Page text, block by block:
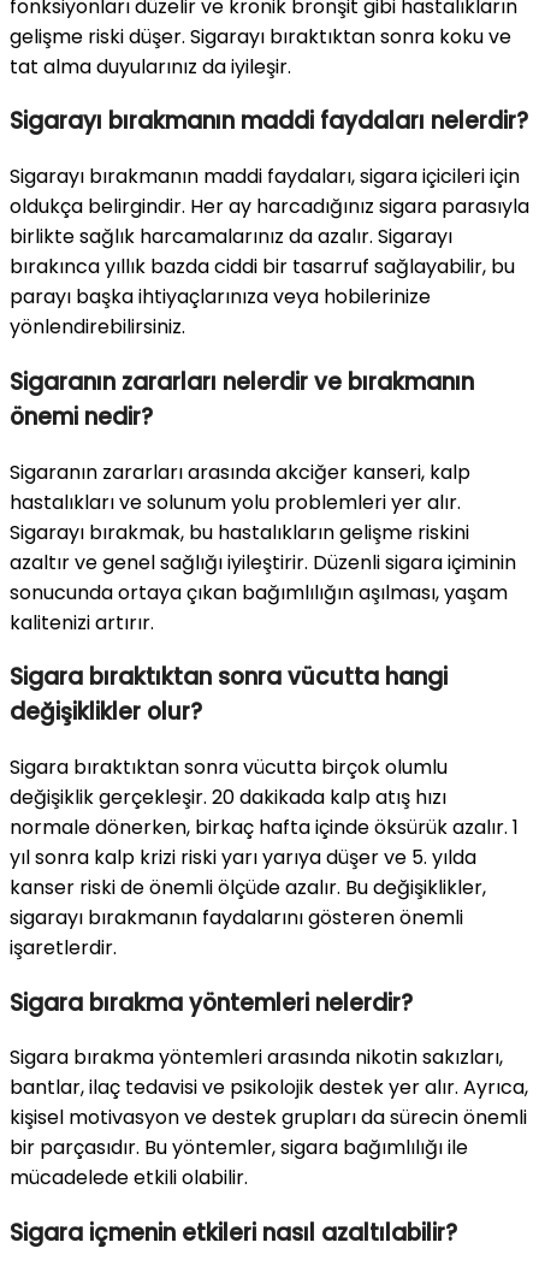
fonksiyonları düzelir ve kronik bronşit gibi hastalıkların
gelişme riski düşer. Sigarayı bıraktıktan sonra koku ve
tat alma duyularınız da iyileşir.
Sigarayı bırakmanın maddi faydaları nelerdir?
Sigarayı bırakmanın maddi faydaları, sigara içicileri için
oldukça belirgindir. Her ay harcadığınız sigara parasıyla
birlikte sağlık harcamalarınız da azalır. Sigarayı
bırakınca yıllık bazda ciddi bir tasarruf sağlayabilir, bu
parayı başka ihtiyaçlarınıza veya hobilerinize
yönlendirebilirsiniz.
Sigaranın zararları nelerdir ve bırakmanın
önemi nedir?
Sigaranın zararları arasında akciğer kanseri, kalp
hastalıkları ve solunum yolu problemleri yer alır.
Sigarayı bırakmak, bu hastalıkların gelişme riskini
azaltır ve genel sağlığı iyileştirir. Düzenli sigara içiminin
sonucunda ortaya çıkan bağımlılığın aşılması, yaşam
kalitenizi artırır.
Sigara bıraktıktan sonra vücutta hangi
değişiklikler olur?
Sigara bıraktıktan sonra vücutta birçok olumlu
değişiklik gerçekleşir. 20 dakikada kalp atış hızı
normale dönerken, birkaç hafta içinde öksürük azalır. 1
yıl sonra kalp krizi riski yarı yarıya düşer ve 5. yılda
kanser riski de önemli ölçüde azalır. Bu değişiklikler,
sigarayı bırakmanın faydalarını gösteren önemli
işaretlerdir.
Sigara bırakma yöntemleri nelerdir?
Sigara bırakma yöntemleri arasında nikotin sakızları,
bantlar, ilaç tedavisi ve psikolojik destek yer alır. Ayrıca,
kişisel motivasyon ve destek grupları da sürecin önemli
bir parçasıdır. Bu yöntemler, sigara bağımlılığı ile
mücadelede etkili olabilir.
Sigara içmenin etkileri nasıl azaltılabilir?